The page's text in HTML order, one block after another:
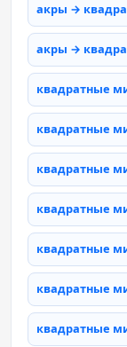
акры →
акры →
квадратные
квадратные
квадратные
квадратные
квадратные
квадратные
квадратные